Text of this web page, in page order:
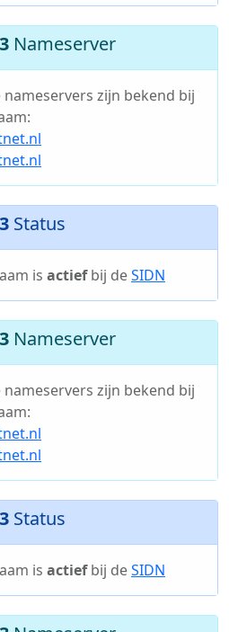
Nameserver
nameservers zijn bekend bij
Status
is actiefbij deSIDN
Nameserver
nameservers zijn bekend bij
Status
is actiefbij deSIDN